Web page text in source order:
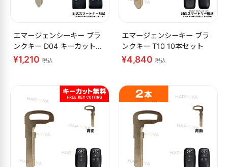
エマージェンシーキー ブラ
ンクキー D04 キーカット無
料
¥1,210 税込
エマージェンシーキー ブラ
ンクキー T10 10本セット
¥4,840 税込